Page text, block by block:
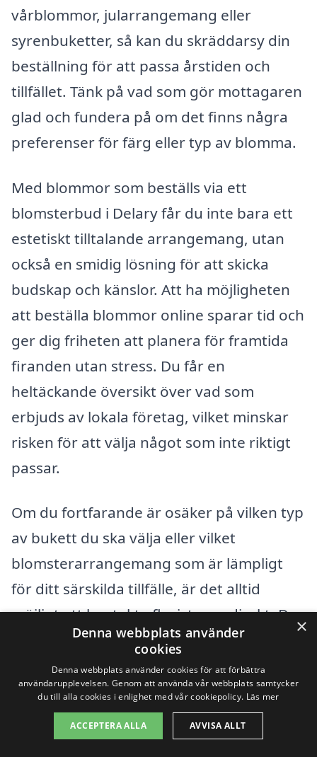
vårblommor, jularrangemang eller
syrenbuketter, så kan du skräddarsy din
beställning för att passa årstiden och
tillfället. Tänk på vad som gör mottagaren
glad och fundera på om det finns några
preferenser för färg eller typ av blomma.
Med blommor som beställs via ett
blomsterbud i Delary får du inte bara ett
estetiskt tilltalande arrangemang, utan
också en smidig lösning för att skicka
budskap och känslor. Att ha möjligheten
att beställa blommor online sparar tid och
ger dig friheten att planera för framtida
firanden utan stress. Du får en
heltäckande översikt över vad som
erbjuds av lokala företag, vilket minskar
risken för att välja något som inte riktigt
passar.
Om du fortfarande är osäker på vilken typ
av bukett du ska välja eller vilket
blomsterarrangemang som är lämpligt
för ditt särskilda tillfälle, är det alltid
möjligt att kontakta floristerna direkt. De
är experter på sitt område och kan
erbjuda rekommendationer baserat på
deras kunskap och erfarenhet. Detta
säkerställer att du får det bästa möjliga
valet för din specifika situation.
×
Denna webbplats använder
cookies
Denna webbplats använder cookies för att förbättra
användarupplevelsen. Genom att använda vår webbplats samtycker
du till alla cookies i enlighet med vår cookiepolicy. Läs mer
ACCEPTERA ALLA AVVISA ALLT